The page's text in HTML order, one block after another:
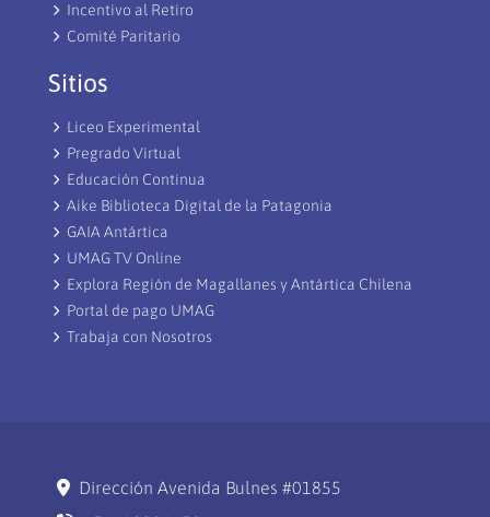
Incentivo al Retiro
Comité Paritario
Sitios
Liceo Experimental
Pregrado Virtual
Educación Continua
Aike Biblioteca Digital de la Patagonia
GAIA Antártica
UMAG TV Online
Explora Región de Magallanes y Antártica Chilena
Portal de pago UMAG
Trabaja con Nosotros
Dirección Avenida Bulnes #01855